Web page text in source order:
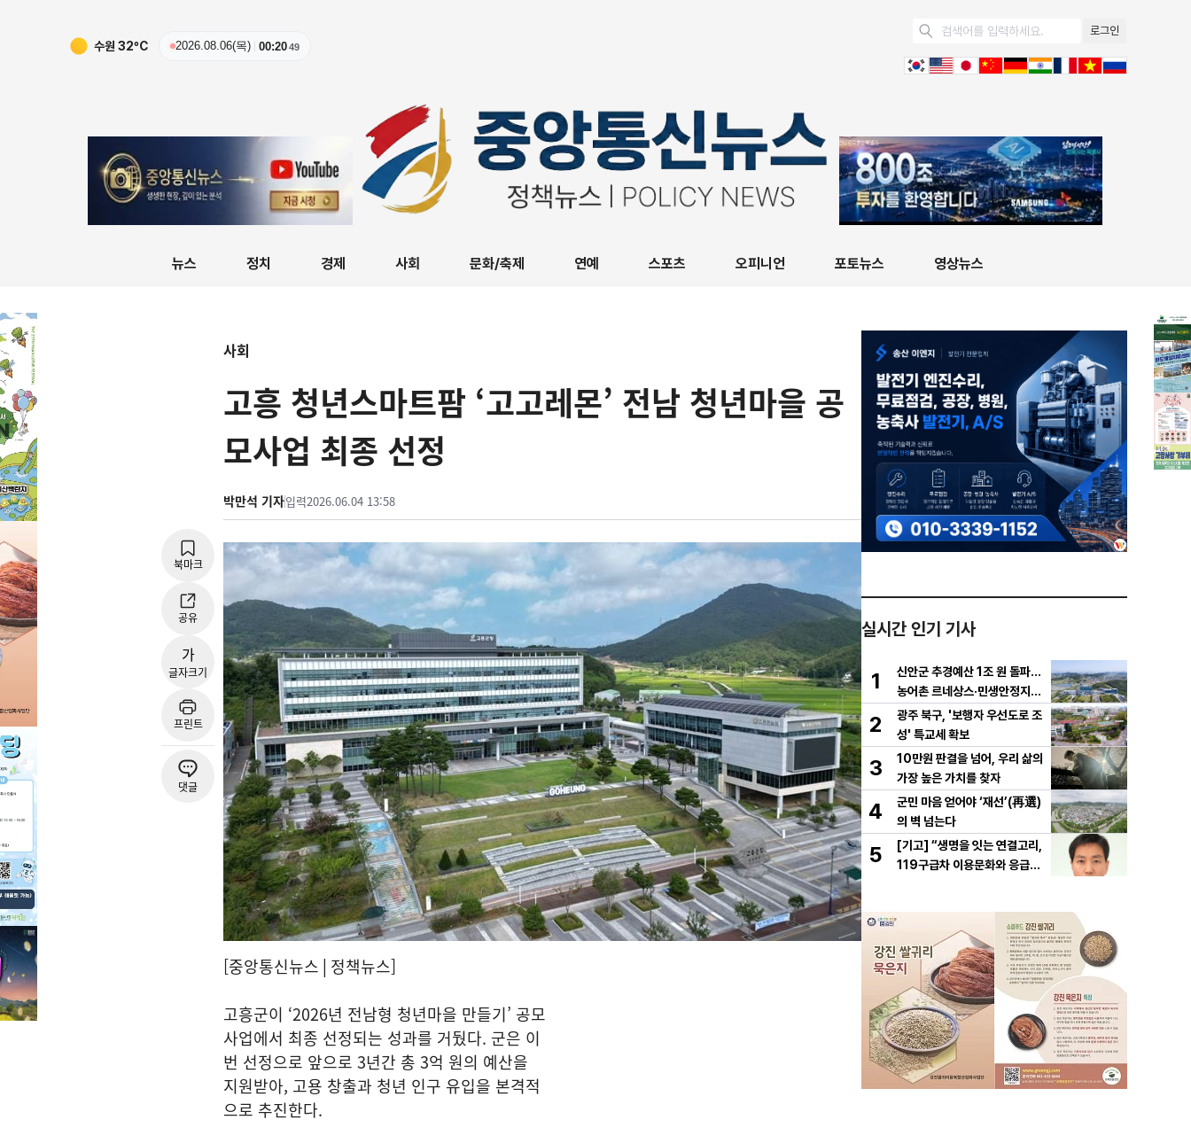
수원 32ºC 2026.08.06(목) 00:2050
로그인
뉴스 정치 경제 사회 문화/축제 연예 스포츠 오피니언 포토뉴스 영상뉴스
사회
고흥 청년스마트팜 ‘고고레몬’ 전남 청년마을 공
모사업 최종 선정
박만석 기자입력2026.06.04 13:58
북마크
공유
가
글자크기
프린트
댓글
[중앙통신뉴스│정책뉴스]
고흥군이 ‘2026년 전남형 청년마을 만들기’ 공모
사업에서 최종 선정되는 성과를 거뒀다. 군은 이
번 선정으로 앞으로 3년간 총 3억 원의 예산을
지원받아, 고용 창출과 청년 인구 유입을 본격적
으로 추진한다.
실시간 인기 기사
1
신안군 추경예산 1조 원 돌파…
농어촌 르네상스·민생안정지원
금 집중 편성
2
광주 북구, '보행자 우선도로 조
성' 특교세 확보
3
10만원 판결을 넘어, 우리 삶의
가장 높은 가치를 찾자
4
군민 마음 얻어야 ‘재선’(再選)
의 벽 넘는다
5
[기고] “생명을 잇는 연결고리,
119구급차 이용문화와 응급처